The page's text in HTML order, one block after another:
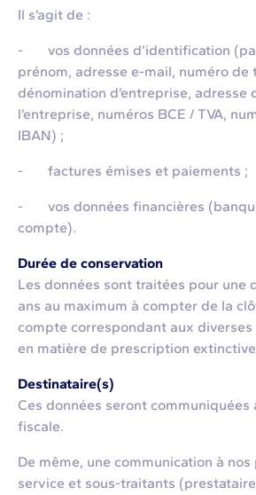
Il s’agit de :
- vos données d’identification
prénom, adresse e-mail, numéro de
dénomination d’entreprise, adresse
l’entreprise, numéros BCE / TVA,
IBAN) ;
- factures émises et paiements ;
- vos données financières
compte).
Durée de conservation
Les données sont traitées pour une
ans au maximum à compter de la
compte correspondant aux
en matière de prescription
Destinataire(s)
Ces données seront communiquées
fiscale.
De même, une communication à
service et sous-traitants